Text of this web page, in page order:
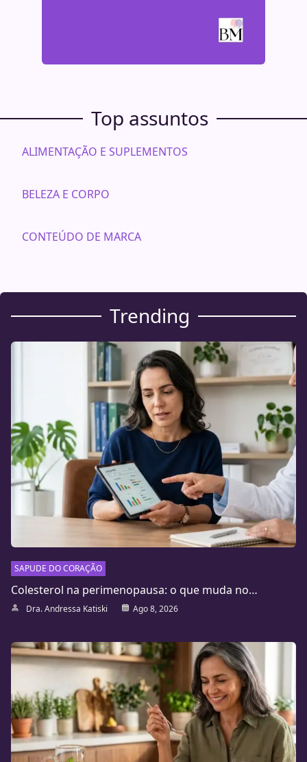
Top assuntos
ALIMENTAÇÃO E SUPLEMENTOS
BELEZA E CORPO
CONTEÚDO DE MARCA
Trending
SAPUDE DO CORAÇÃO
Colesterol na perimenopausa: o que muda no…
Dra. Andressa Katiski Ago 8, 2026